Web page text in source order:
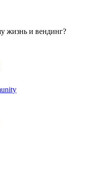
жизнь и вендинг?